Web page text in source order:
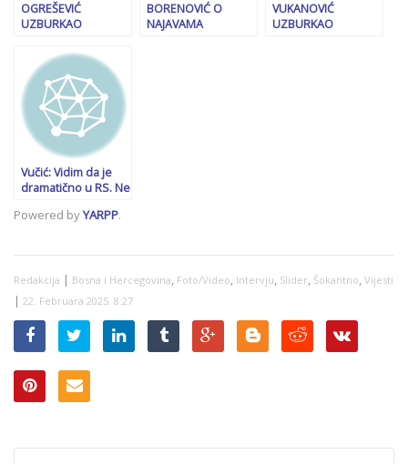
OGREŠEVIĆ
UZBURKAO
da Čović neće
proglasiti i
promovirati kao
vitalni nacionalni
interes…”
BORENOVIĆ O
NAJAVAMA
VUKANOVIĆ
UZBURKAO
Vučić: Vidim da je
dramatično u RS. Ne
oslobađajuća
Powered byYARPP.
Redakcija | Bosna i Hercegovina, Foto/Video, Intervju, Slider, Šokantno, Vijesti
| 22. Februara 2025. 8:27